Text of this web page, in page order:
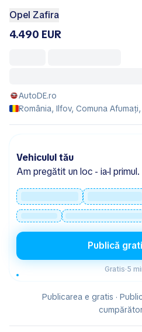
Opel Zafira
4.490 EUR
AutoDE.ro
România, Ilfov, Comuna
Vehiculul tău
Am pregătit un loc - ia-l primul.
Publică
Gratis·5
Publicarea e gratis ·